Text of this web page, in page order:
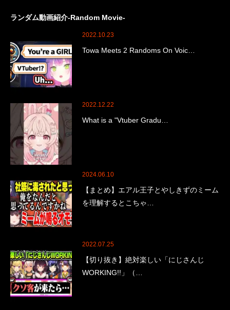
ランダム動画紹介-Random Movie-
2022.10.23
Towa Meets 2 Randoms On Voic…
2022.12.22
What is a "Vtuber Gradu…
2024.06.10
【まとめ】エアル王子とやしきずのミーム
を理解するとこちゃ…
2022.07.25
【切り抜き】絶対楽しい「にじさんじ
WORKING!!」（…